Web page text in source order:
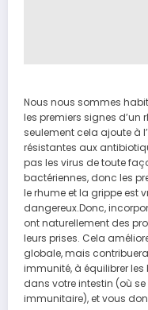
Nous nous sommes
les premiers signes d’un
seulement cela ajoute à
résistantes aux
pas les virus de toute
bactériennes, donc les
le rhume et la grippe est
dangereux.Donc,
ont naturellement des
leurs prises. Cela
globale, mais
immunité, à équilibrer
dans votre intestin (où
immunitaire), et vous